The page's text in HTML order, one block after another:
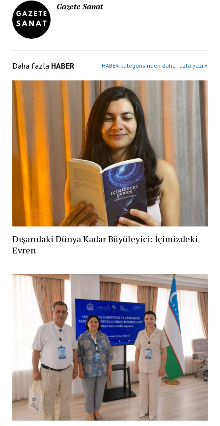
Gazete Sanat
Daha fazla HABER HABER kategorisinden daha fazla yazı »
Dışarıdaki Dünya Kadar Büyüleyici: İçimizdeki
Evren